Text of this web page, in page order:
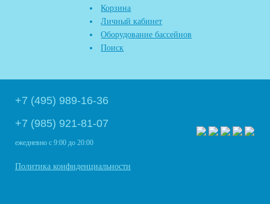
Корзина
Личный кабинет
Оборудование бассейнов
Поиск
+7 (495) 989-16-36
+7 (985) 921-81-07
ежедневно с 9:00 до 20:00
Политика конфиденциальности